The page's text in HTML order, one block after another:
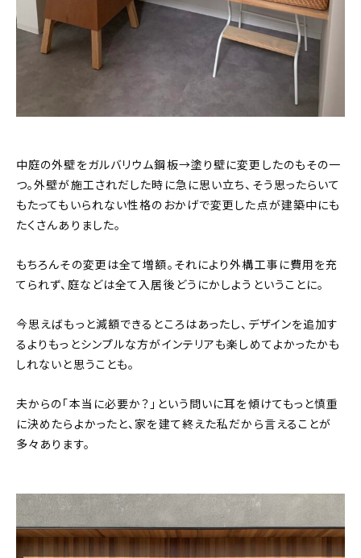
中庭の外壁をガルバリウム鋼板→塗り壁に変更したのもその一
つ。外壁が施工されだした時に急に思い立ち、そう思ったらいて
もたってもいられない性格のおかげで変更した点が建築中にも
たくさんありました。
もちろんその変更は全て増額。それにより外構工事に費用を充
てられず、庭などは全て入居後どうにかしようということに。
今思えばもっと減額できるところはあったし、デザインを追加す
るよりもっとシンプルな方がインテリアも楽しめてよかったかも
しれないと思うことも。
夫からの「本当に必要か？」という問いに耳を傾けてもっと慎重
に決めたらよかったと、家を建て終えた私だから言えることが
多々あります。